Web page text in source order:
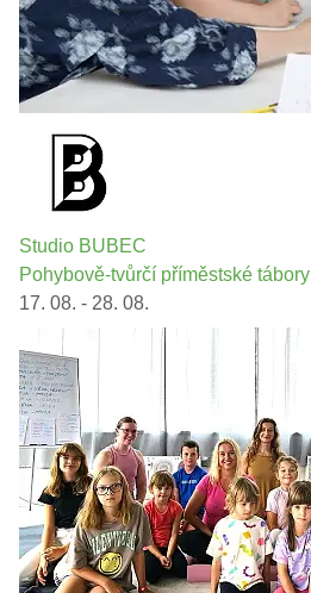
Studio BUBEC
Pohybově-tvůrčí příměstské
17. 08. - 28. 08.